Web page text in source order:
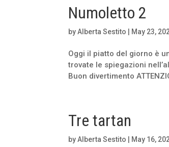
Numoletto 2
byAlberta Sestito May 23,
Oggi il piatto del giorno è
trovate le spiegazioni
Buon divertimento
Tre tartan
byAlberta Sestito May 16,